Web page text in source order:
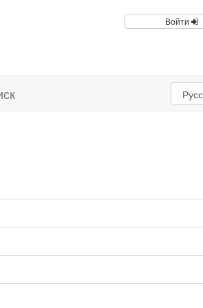
Войти